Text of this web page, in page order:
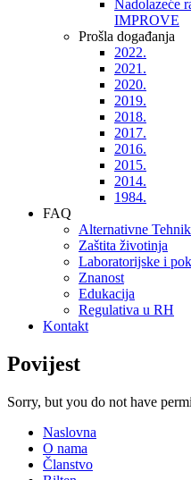
Nadolazeće
IMPROVE
Prošla događanja
2022.
2021.
2020.
2019.
2018.
2017.
2016.
2015.
2014.
1984.
FAQ
Alternativne
Zaštita životinja
Laboratorijske i
Znanost
Edukacija
Regulativa u RH
Kontakt
Povijest
Sorry, but you do not have
Naslovna
O nama
Članstvo